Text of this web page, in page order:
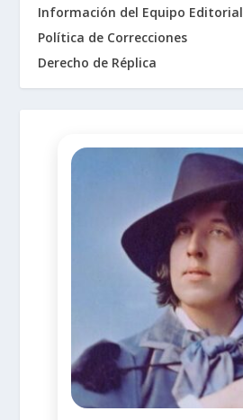
Información del Equipo Editorial
Política de Correcciones
Derecho de Réplica